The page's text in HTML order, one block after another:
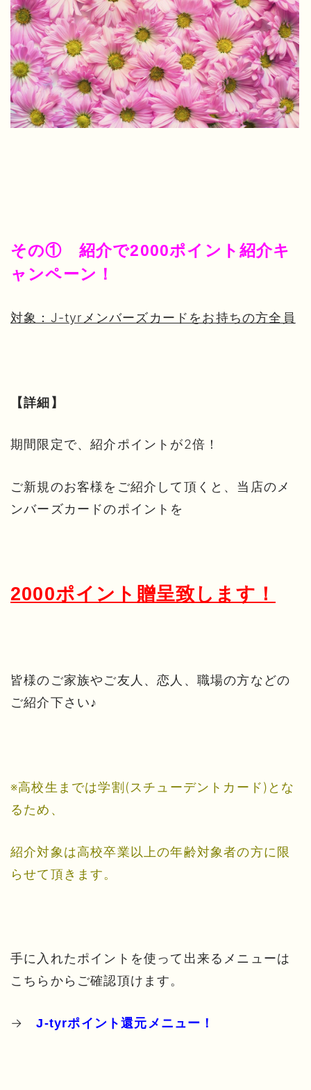
その① 紹介で2000ポイント紹介キ
ャンペーン！
対象：J-tyrメンバーズカードをお持ちの方全員
【詳細】
期間限定で、紹介ポイントが2倍！
ご新規のお客様をご紹介して頂くと、当店のメ
ンバーズカードのポイントを
2000ポイント贈呈致します！
皆様のご家族やご友人、恋人、職場の方などの
ご紹介下さい♪
※高校生までは学割(スチューデントカード)とな
るため、
紹介対象は高校卒業以上の年齢対象者の方に限
らせて頂きます。
手に入れたポイントを使って出来るメニューは
こちらからご確認頂けます。
→J-tyrポイント還元メニュー！